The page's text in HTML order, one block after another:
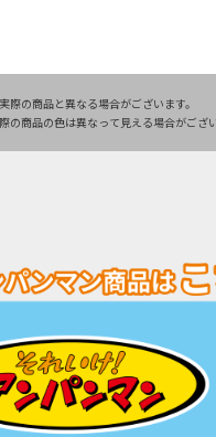
際の商品と異なる場合がございます。
の商品の色は異なって見える場合がござい